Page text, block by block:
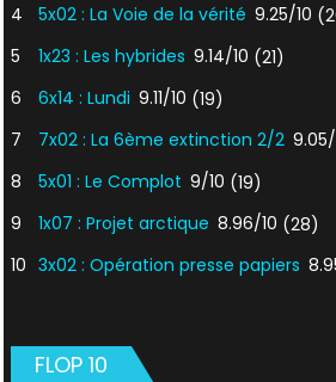
4
5x02 : La Voie de la vérité 9.25/10
5
1x23 : Les hybrides 9.14/10 (21)
6
6x14 : Lundi 9.11/10 (19)
7
7x02 : La 6ème extinction 2/2 9.05/
8
5x01 : Le Complot 9/10 (19)
9
1x07 : Projet arctique 8.96/10 (28)
10 3x02 : Opération presse papiers
FLOP 10